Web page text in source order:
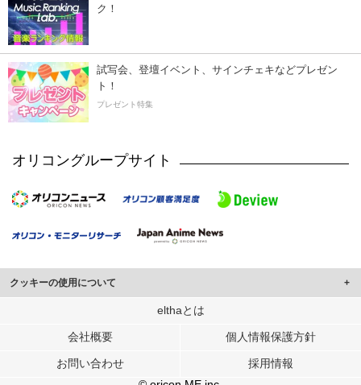
ク！
試写会、登壇イベント、サインチェキなどプレゼン
ト！
プレゼント特集
オリコングループサイト
クッキーの使用について
このサイトでは Cookie を使用して、ユーザーに合わせたコンテンツや広告の
行っています。
メディアや広告配信、データ解析の各パートナーに提供しています。
各パートナーは、この情報とユーザーが各パートナーに提供した他の情報や、
elthaとは
会社概要 個人情報保護方針
お問い合わせ
採用情報